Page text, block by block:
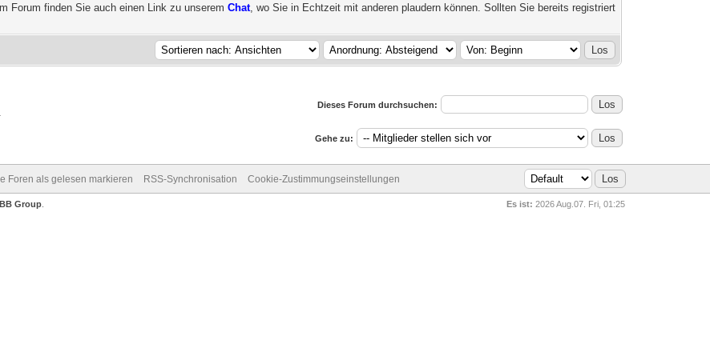
Forum finden Sie auch einen Link zu unseremChat, wo Sie in Echtzeit mit anderen plaudern können. Sollten Sie bereits registriert
Dieses Forum durchsuchen:
Gehe zu:
Foren als gelesen markieren RSS-Synchronisation Cookie-Zustimmungseinstellungen
Es ist: 2026 Aug.07. Fri, 01:25
Group.